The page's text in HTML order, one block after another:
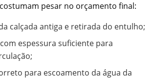
pesar no orçamento final:
calçada antiga e retirada do entulho;
espessura suficiente para
para escoamento da água da